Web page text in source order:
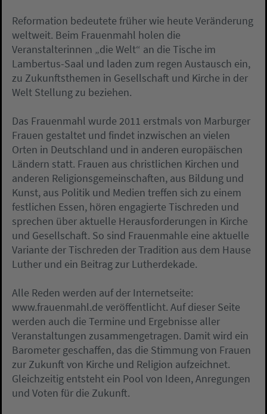
Reformation bedeutete früher wie heute Veränderung
weltweit. Beim Frauenmahl holen die
Veranstalterinnen „die Welt“ an die Tische im
Lambertus-Saal und laden zum regen Austausch ein,
zu Zukunftsthemen in Gesellschaft und Kirche in der
Welt Stellung zu beziehen.
Das Frauenmahl wurde 2011 erstmals von Marburger
Frauen gestaltet und findet inzwischen an vielen
Orten in Deutschland und in anderen europäischen
Ländern statt. Frauen aus christlichen Kirchen und
anderen Religionsgemeinschaften, aus Bildung und
Kunst, aus Politik und Medien treffen sich zu einem
festlichen Essen, hören engagierte Tischreden und
sprechen über aktuelle Herausforderungen in Kirche
und Gesellschaft. So sind Frauenmahle eine aktuelle
Variante der Tischreden der Tradition aus dem Hause
Luther und ein Beitrag zur Lutherdekade.
Alle Reden werden auf der Internetseite:
www.frauenmahl.de veröffentlicht. Auf dieser Seite
werden auch die Termine und Ergebnisse aller
Veranstaltungen zusammengetragen. Damit wird ein
Barometer geschaffen, das die Stimmung von Frauen
zur Zukunft von Kirche und Religion aufzeichnet.
Gleichzeitig entsteht ein Pool von Ideen, Anregungen
und Voten für die Zukunft.